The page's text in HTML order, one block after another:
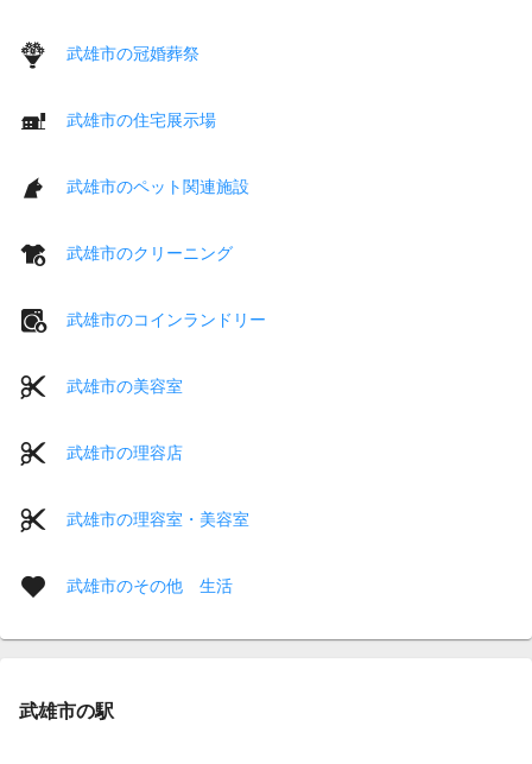
武雄市の冠婚葬祭
武雄市の住宅展示場
武雄市のペット関連施設
武雄市のクリーニング
武雄市のコインランドリー
武雄市の美容室
武雄市の理容店
武雄市の理容室・美容室
武雄市のその他 生活
武雄市の駅